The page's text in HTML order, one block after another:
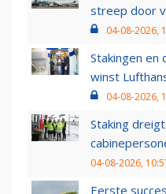
streep door
04-08-2026,
Stakingen en
winst
04-08-2026,
Staking
04-08-2026,
Eerste